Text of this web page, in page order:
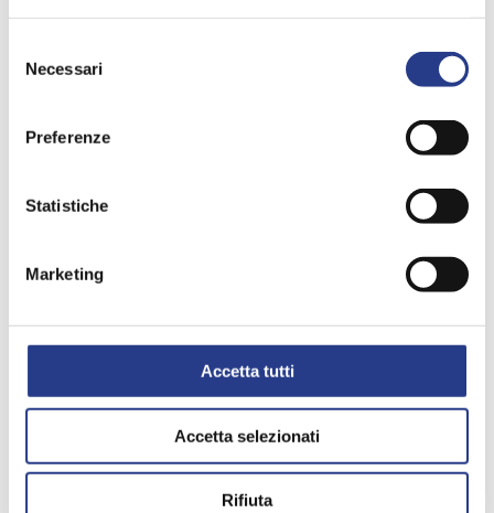
delNecessari
Preferenze
Statistiche
Marketing
Accetta tutti
Accetta selezionati
Rifiuta